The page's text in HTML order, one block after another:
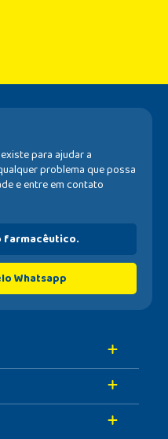
para ajudar a
problema que possa
e entre em contato
farmacêutico.
Whatsapp